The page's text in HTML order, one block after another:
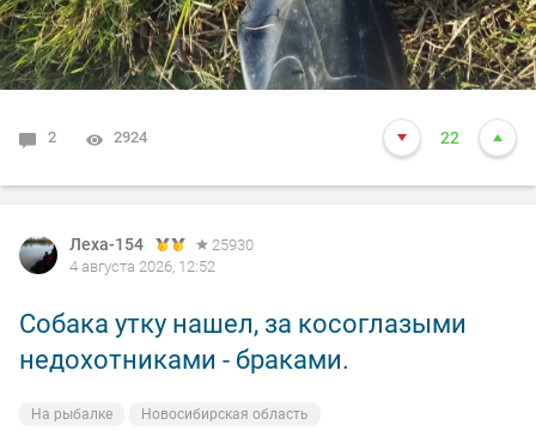
2 2924 22
Леха-154
25930
4 августа 2026, 12:52
Собака утку нашел, за косоглазыми
недохотниками - браками.
На рыбалке Новосибирская область